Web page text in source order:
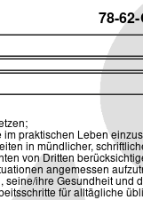
78-
praktischen Leben
in mündlicher,
von Dritten
angemessen
ihre Gesundheit und
für alltägliche